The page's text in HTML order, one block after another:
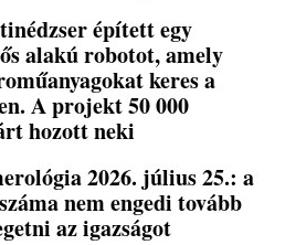
épített egy
alakú robotot, amely
keres a
A projekt 50 000
hozott neki
2026. július 25.: a
nem engedi tovább
az igazságot